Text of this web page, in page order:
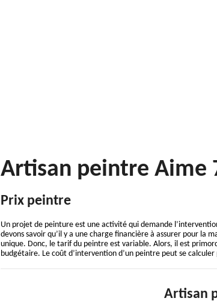
Artisan peintre Aime
Prix peintre
Un projet de peinture est une activité qui demande
devons savoir qu’il y a une charge financière à assurer pour la
unique. Donc, le tarif du peintre est variable. Alors, il est
budgétaire. Le coût d’intervention d’un peintre peut se
Artisan